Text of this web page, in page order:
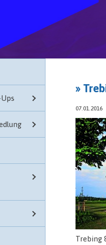
»
07.01.2016
Trebing